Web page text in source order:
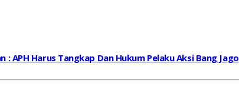
APH Harus Tangkap Dan Hukum Pelaku Aksi Bang Jago